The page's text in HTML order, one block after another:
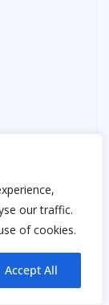
our traffic.
of cookies.
Accept All